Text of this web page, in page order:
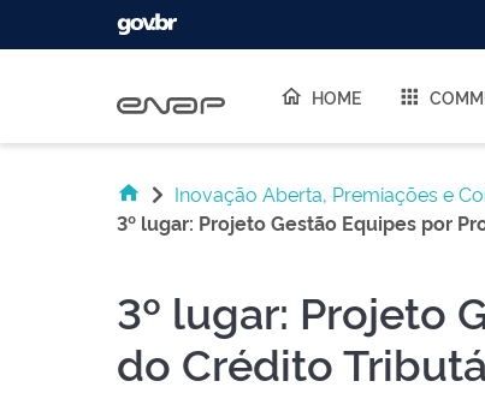
HOME
Inovação Aberta, Premiações e
3º lugar: Projeto Gestão Equipes por
3º lugar: Projeto
do Crédito